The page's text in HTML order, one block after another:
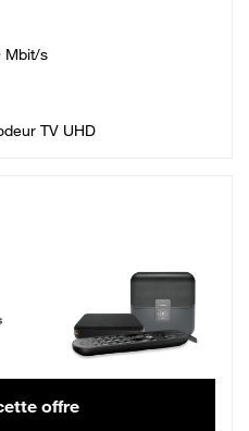
Mbit/s
TV UHD
42,99 € par mois, Engagement 12 mois
offre